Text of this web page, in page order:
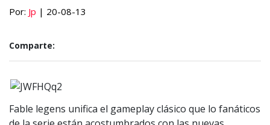
Por: Jp | 20-08-13
Comparte:
Fable legens unifica el gameplay clásico que lo fanáticos